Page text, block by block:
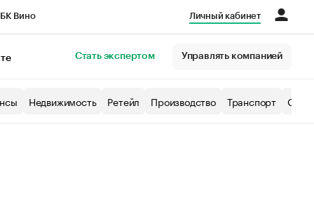
Вино Личный кабинет
Стать экспертом Управлять компанией
Недвижимость Ретейл Производство Транспорт